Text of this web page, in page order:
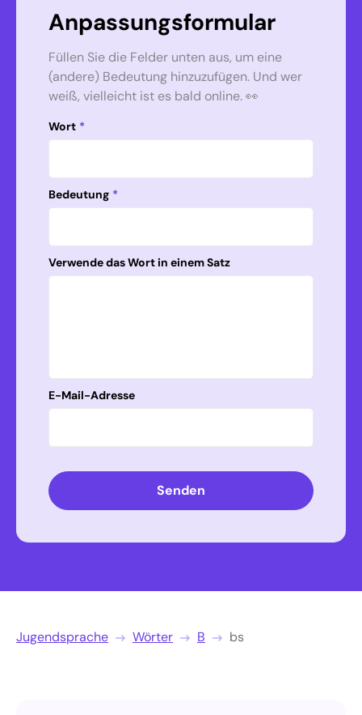
Anpassungsformular
Füllen Sie die Felder unten aus, um eine
(andere) Bedeutung hinzuzufügen. Und wer
weiß, vielleicht ist es bald online. 👀
Wort *
Bedeutung *
Verwende das Wort in einem Satz
E-Mail-Adresse
Senden
Jugendsprache Wörter B bs